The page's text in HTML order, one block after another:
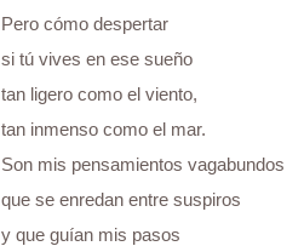
Pero cómo despertar
si tú vives en ese sueño
tan ligero como el viento,
tan inmenso como el mar.
Son mis pensamientos vagabundos
que se enredan entre suspiros
y que guían mis pasos